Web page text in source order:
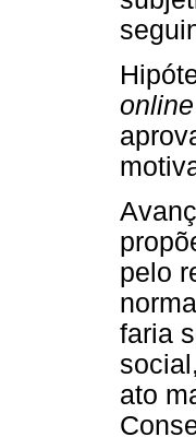
online
pelo
faria
ato